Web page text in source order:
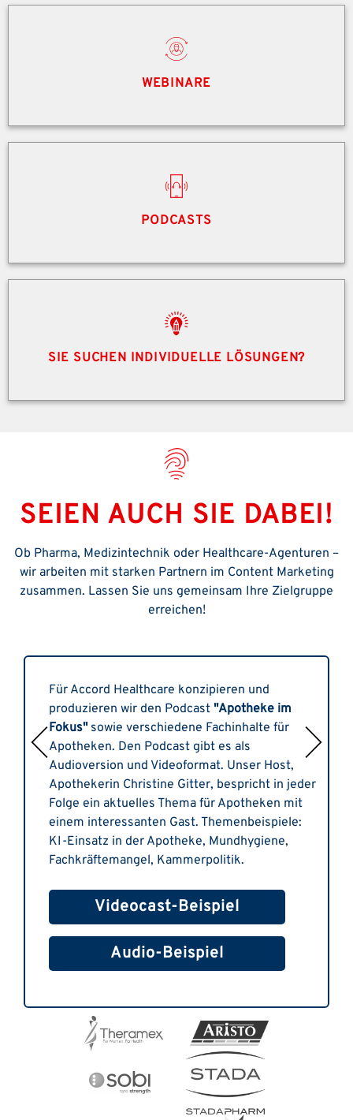
WEBINARE
PODCASTS
SIE SUCHEN INDIVIDUELLE LÖSUNGEN?
SEIEN AUCH SIE DABEI!
Ob Pharma, Medizintechnik oder Healthcare-Agenturen –
wir arbeiten mit starken Partnern im Content Marketing
zusammen. Lassen Sie uns gemeinsam Ihre Zielgruppe
erreichen!
Für Accord Healthcare konzipieren und
produzieren wir den Podcast "Apotheke im
Fokus"sowie verschiedene Fachinhalte für
Apotheken. Den Podcast gibt es als
Audioversion und Videoformat. Unser Host,
Apothekerin Christine Gitter, bespricht in jeder
Folge ein aktuelles Thema für Apotheken mit
einem interessanten Gast. Themenbeispiele:
KI-Einsatz in der Apotheke, Mundhygiene,
Fachkräftemangel, Kammerpolitik.
Videocast-Beispiel
Audio-Beispiel